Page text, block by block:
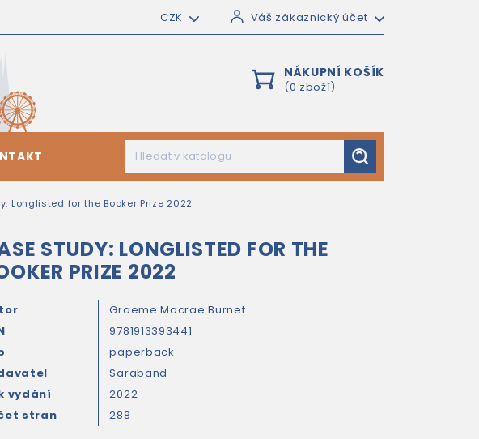
CZK Váš zákaznický účet
NÁKUPNÍ KOŠÍK
(0 zboží)
Longlisted for the Booker Prize 2022
STUDY: LONGLISTED FOR THE
PRIZE 2022
Graeme Macrae Burnet
9781913393441
paperback
Saraband
vydání
2022
stran
288